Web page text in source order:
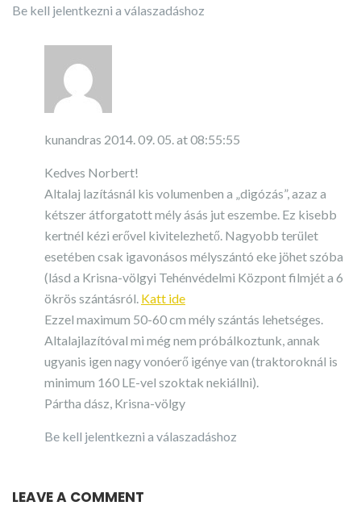
Be kell jelentkezni a válaszadáshoz
kunandras 2014. 09. 05. at 08:55:55
Kedves Norbert!
Altalaj lazításnál kis volumenben a „digózás”, azaz a
kétszer átforgatott mély ásás jut eszembe. Ez kisebb
kertnél kézi erővel kivitelezhető. Nagyobb terület
esetében csak igavonásos mélyszántó eke jöhet szóba
(lásd a Krisna-völgyi Tehénvédelmi Központ filmjét a 6
ökrös szántásról. Katt ide
Ezzel maximum 50-60 cm mély szántás lehetséges.
Altalajlazítóval mi még nem próbálkoztunk, annak
ugyanis igen nagy vonóerő igénye van (traktoroknál is
minimum 160 LE-vel szoktak nekiállni).
Pártha dász, Krisna-völgy
Be kell jelentkezni a válaszadáshoz
LEAVE A COMMENT